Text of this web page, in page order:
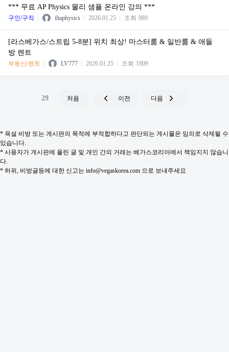
*** 무료 AP Physics 물리 샘플 온라인 강의 ***
구인/구직 iltaphysics 2026.01.25 조회 989
[라스베가스/스트립 5-8분] 위치 최상! 마스터룸 & 일반룸 & 애들
방 렌트
부동산/렌트 LV777 2026.01.25 조회 1809
29 처음 이전 다음
* 욕설 비방 또는 게시판의 목적에 부적합하다고 판단되는 게시물은 임의로 삭제될 수
있습니다.
* 사용자가 게시판에 올린 글 및 개인 간의 거래는 베가스코리아에서 책임지지 않습니
다.
* 허위, 비방글등에 대한 신고는 info@vegaskorea.com 으로 보내주세요